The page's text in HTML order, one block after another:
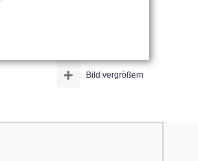
Bild vergrößern
+